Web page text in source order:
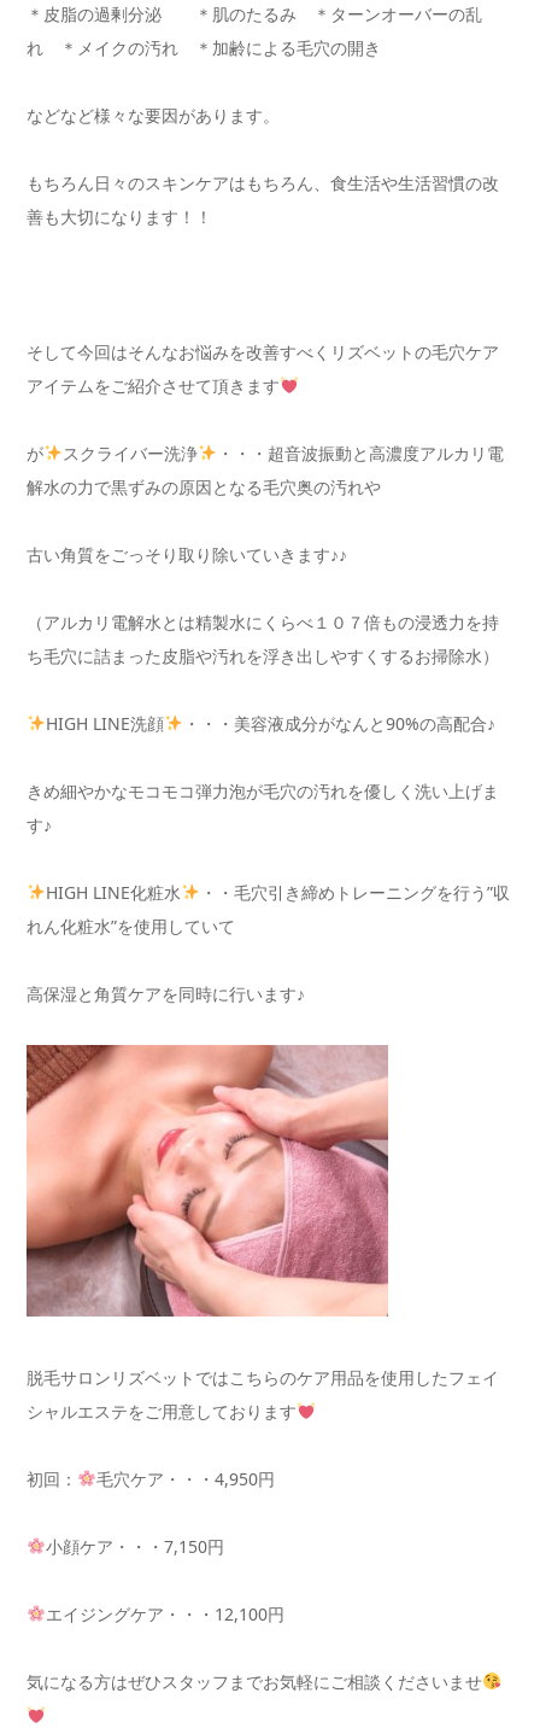
＊皮脂の過剰分泌 ＊肌のたるみ ＊ターンオーバーの乱
れ ＊メイクの汚れ ＊加齢による毛穴の開き
などなど様々な要因があります。
もちろん日々のスキンケアはもちろん、食生活や生活習慣の改
善も大切になります！！
そして今回はそんなお悩みを改善すべくリズベットの毛穴ケア
アイテムをご紹介させて頂きます
が スクライバー洗浄
・・・超音波振動と高濃度アルカリ電
解水の力で黒ずみの原因となる毛穴奥の汚れや
古い角質をごっそり取り除いていきます♪♪
（アルカリ電解水とは精製水にくらべ１０７倍もの浸透力を持
ち毛穴に詰まった皮脂や汚れを浮き出しやすくするお掃除水）
HIGH LINE洗顔 ・・・美容液成分がなんと90%の高配合♪
きめ細やかなモコモコ弾力泡が毛穴の汚れを優しく洗い上げま
す♪
HIGH LINE化粧水
・・毛穴引き締めトレーニングを行う”収
れん化粧水”を使用していて
高保湿と角質ケアを同時に行います♪
脱毛サロンリズベットではこちらのケア用品を使用したフェイ
シャルエステをご用意しております
初回： 毛穴ケア・・・4,950円
小顔ケア・・・7,150円
エイジングケア・・・12,100円
気になる方はぜひスタッフまでお気軽にご相談くださいませ